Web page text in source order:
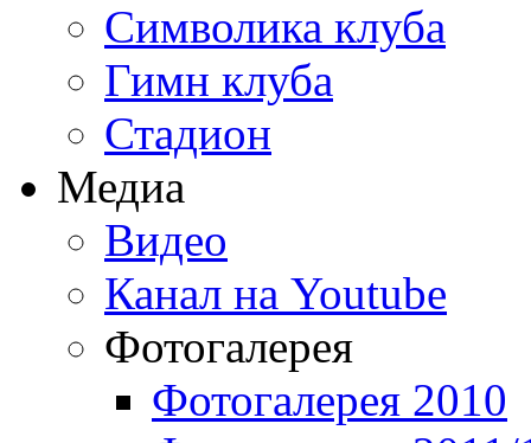
Символика клуба
Гимн клуба
Стадион
Медиа
Видео
Канал на Youtube
Фотогалерея
Фотогалерея 2010